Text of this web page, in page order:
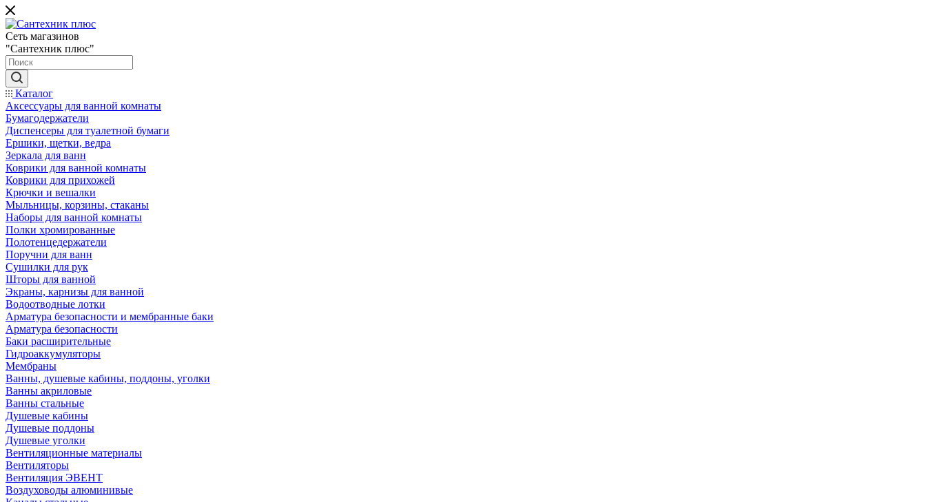
Сеть магазинов
"Сантехник плюс"
Каталог
Аксессуары для ванной комнаты
Бумагодержатели
Диспенсеры для туалетной бумаги
Ершики, щетки, ведра
Зеркала для ванн
Коврики для ванной комнаты
Коврики для прихожей
Крючки и вешалки
Мыльницы, корзины, стаканы
Наборы для ванной комнаты
Полки хромированные
Полотенцедержатели
Поручни для ванн
Сушилки для рук
Шторы для ванной
Экраны, карнизы для ванной
Водоотводные лотки
Арматура безопасности и мембранные баки
Арматура безопасности
Баки расширительные
Гидроаккумуляторы
Мембраны
Ванны, душевые кабины, поддоны, уголки
Ванны акриловые
Ванны стальные
Душевые кабины
Душевые поддоны
Душевые уголки
Вентиляционные материалы
Вентиляторы
Вентиляция ЭВЕНТ
Воздуховоды алюминивые